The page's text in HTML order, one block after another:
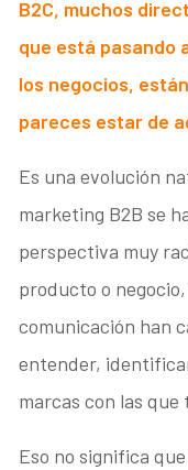
B2C, muchos
que está pasando
los negocios,
pareces estar de
Es una evolución
marketing B2B se
perspectiva muy
producto o
comunicación han
entender,
marcas con las que
Eso no significa